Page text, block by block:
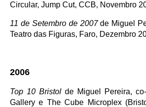
Circular, Jump Cut, CCB, Novembro
11 de Setembro de 2007de Miguel
Teatro das Figuras, Faro, Dezembro
2006
Top 10 Bristol de Miguel Pereira,
Gallery e The Cube Microplex